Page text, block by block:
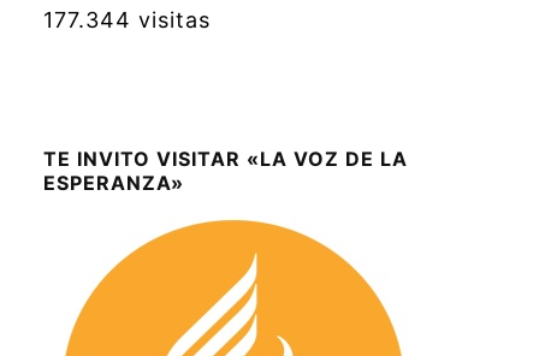
177.344 visitas
TE INVITO VISITAR «LA VOZ DE LA
ESPERANZA»